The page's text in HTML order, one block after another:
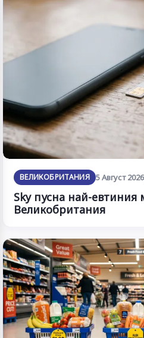
ВЕЛИКОБРИТАНИЯ 5 Август
Sky пусна най-
Великобритания